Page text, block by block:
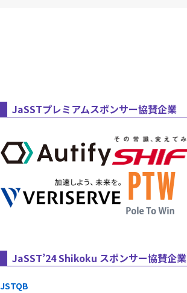
JaSSTプレミアムスポンサー協賛企業
JaSST’24 Shikoku スポンサー協賛企業
JSTQB